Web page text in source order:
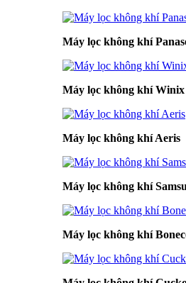
Máy lọc không khí
Máy lọc không khí Winix
Máy lọc không khí Aeris
Máy lọc không khí
Máy lọc không khí